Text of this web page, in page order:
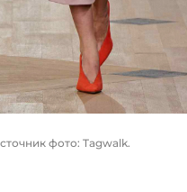
фото: Tagwalk.